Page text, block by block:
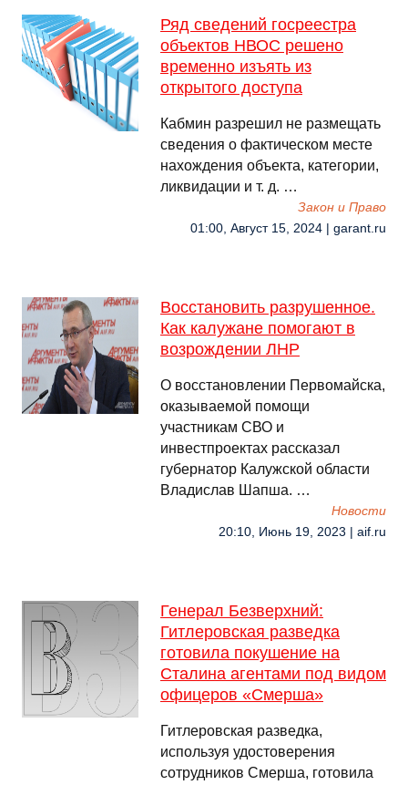
Ряд сведений госреестра
объектов НВОС решено
временно изъять из
открытого доступа
Кабмин разрешил не размещать
сведения о фактическом месте
нахождения объекта, категории,
ликвидации и т. д. …
Закон и Право
01:00, Август 15, 2024 | garant.ru
Восстановить разрушенное.
Как калужане помогают в
возрождении ЛНР
О восстановлении Первомайска,
оказываемой помощи
участникам СВО и
инвестпроектах рассказал
губернатор Калужской области
Владислав Шапша. …
Новости
20:10, Июнь 19, 2023 | aif.ru
Генерал Безверхний:
Гитлеровская разведка
готовила покушение на
Сталина агентами под видом
офицеров «Смерша»
Гитлеровская разведка,
используя удостоверения
сотрудников Смерша, готовила